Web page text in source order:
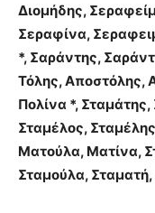
Διομήδης,
Σεραφίνα,
*, Σαράντης,
Τόλης, Αποστόλης,
Πολίνα *,
Σταμέλος,
Ματούλα, Ματίνα,
Σταμούλα,